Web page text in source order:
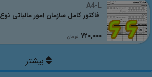
A4-L
٧٢٠,٠٠٠ تومان
فاکتور کامل سازمان امور مالیاتی نوع 66